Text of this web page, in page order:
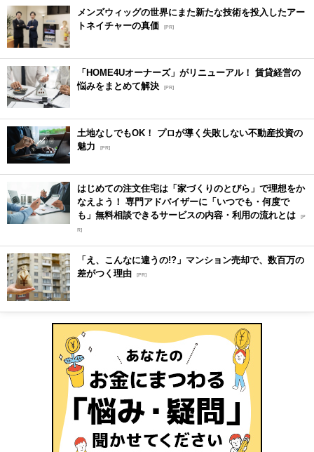
メンズウィッグの世界にまた新たな技術を投入したアー
トネイチャーの真価
[PR]
「HOME4Uオーナーズ」がリニューアル！ 賃貸経営の
悩みをまとめて解決 [PR]
土地なしでもOK！ プロが導く失敗しない不動産投資の
魅力
[PR]
はじめての注文住宅は「家づくりのとびら」で理想をか
なえよう！ 専門アドバイザーに「いつでも・何度で
も」無料相談できるサービスの内容・利用の流れとは [P
R]
「え、こんなに違うの!?」マンション売却で、数百万の
差がつく理由 [PR]